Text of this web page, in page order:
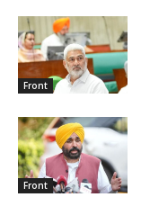
Front
Front